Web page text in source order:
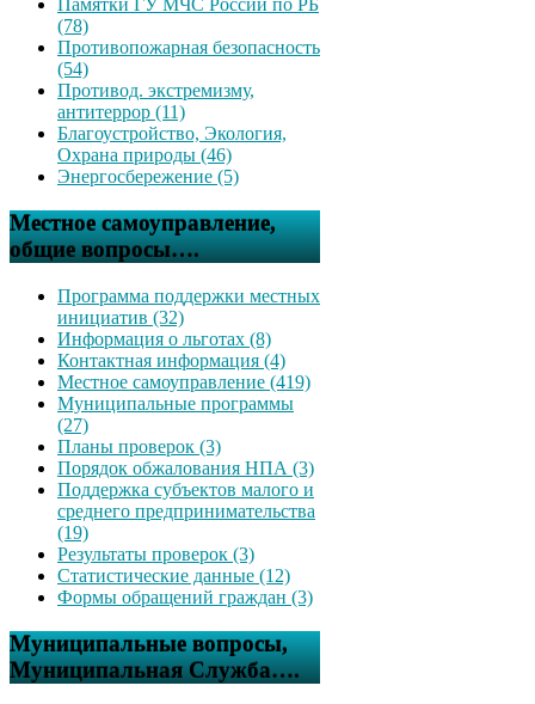
Памятки ГУ МЧС России по РБ
(78)
Противопожарная безопасность
(54)
Противод. экстремизму,
антитеррор (11)
Благоустройство, Экология,
Охрана природы (46)
Энергосбережение (5)
Местное самоуправление,
общие вопросы….
Программа поддержки местных
инициатив (32)
Информация о льготах (8)
Контактная информация (4)
Местное самоуправление (419)
Муниципальные программы
(27)
Планы проверок (3)
Порядок обжалования НПА (3)
Поддержка субъектов малого и
среднего предпринимательства
(19)
Результаты проверок (3)
Статистические данные (12)
Формы обращений граждан (3)
Муниципальные вопросы,
Муниципальная Служба….